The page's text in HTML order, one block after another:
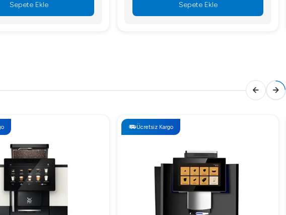
Sepete Ekle Sepete Ekle
Ücretsiz Kargo